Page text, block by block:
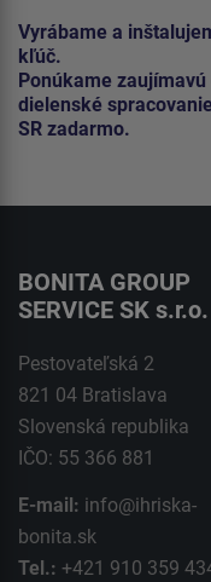
Vyrábame a
kľúč.
Ponúkame
dielenské
SR zadarmo.
BONITA GROUP
SERVICE SK s.r.o.
Pestovateľská 2
821 04 Bratislava
Slovenská republika
IČO: 55 366 881
E-mail: info@ihriska-
bonita.sk
Tel.: +421 910 359